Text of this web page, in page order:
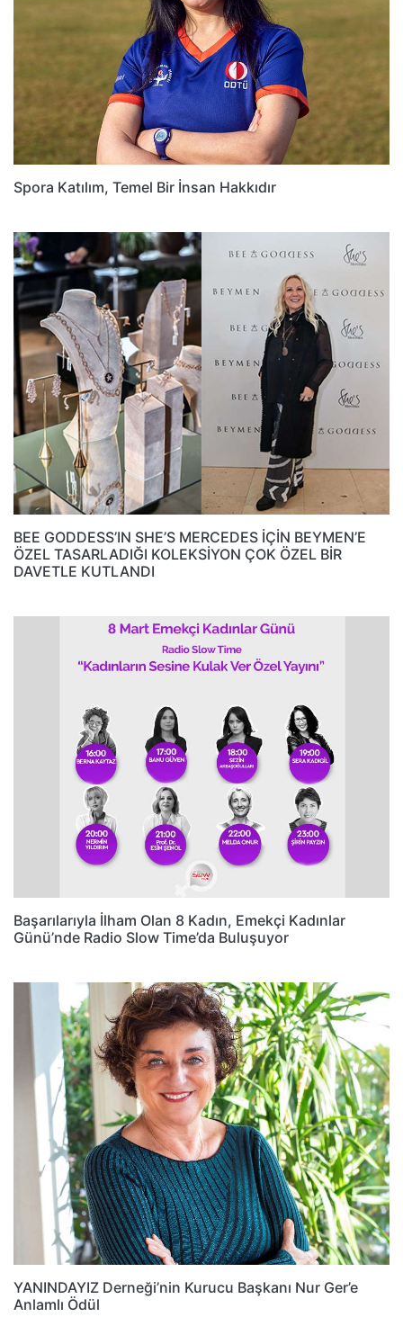
Spora Katılım, Temel Bir İnsan Hakkıdır
BEE GODDESS’IN SHE’S MERCEDES İÇİN BEYMEN’E
ÖZEL TASARLADIĞI KOLEKSİYON ÇOK ÖZEL BİR
DAVETLE KUTLANDI
Başarılarıyla İlham Olan 8 Kadın, Emekçi Kadınlar
Günü’nde Radio Slow Time’da Buluşuyor
YANINDAYIZ Derneği’nin Kurucu Başkanı Nur Ger’e
Anlamlı Ödül